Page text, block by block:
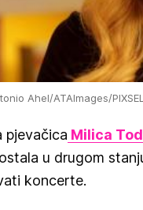
Ahel/ATAImages/
pjevačica Milica
u drugom
koncerte.